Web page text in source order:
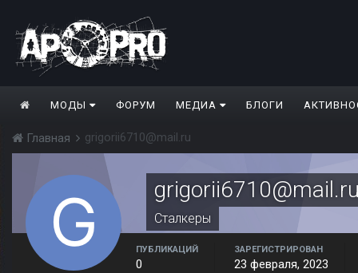
МОДЫ ФОРУМ МЕДИА БЛОГИ
Главная grigorii6710@mail.ru
Сталкеры
ПУБЛИКАЦИЙ
0
ЗАРЕГИСТРИРОВАН
23 февраля, 2023